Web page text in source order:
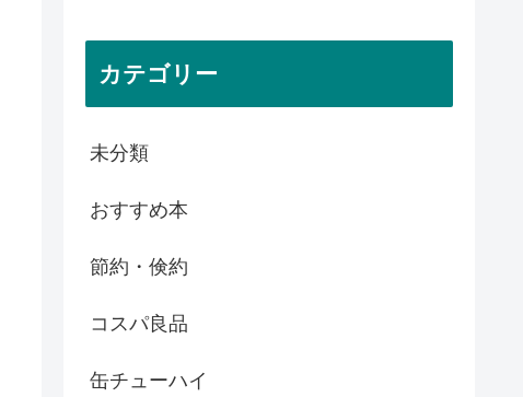
カテゴリー
未分類
おすすめ本
節約・倹約
コスパ良品
缶チューハイ